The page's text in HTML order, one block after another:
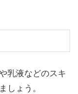
乳液などのスキ
しょう。